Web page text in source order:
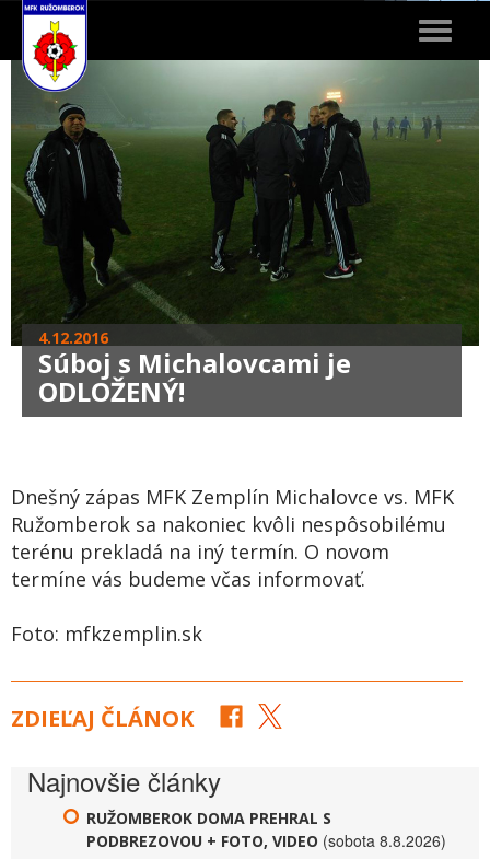
Toggle
4.12.2016
Súboj s Michalovcami je
ODLOŽENÝ!
Dnešný zápas MFK Zemplín Michalovce vs. MFK
Ružomberok sa nakoniec kvôli nespôsobilému
terénu prekladá na iný termín. O novom
termíne vás budeme včas informovať.
Foto: mfkzemplin.sk
ZDIEĽAJ ČLÁNOK
Najnovšie články
RUŽOMBEROK DOMA PREHRAL S
PODBREZOVOU + FOTO, VIDEO (sobota 8.8.2026)